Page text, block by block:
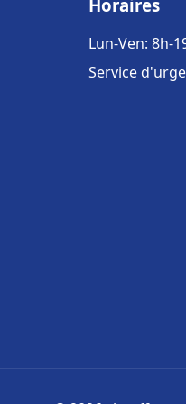
Horaires
Lun-Ven: 8h-
Service